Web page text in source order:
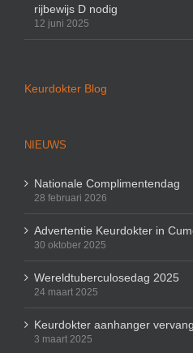
rijbewijs D nodig
12 juni 2025
Keurdokter Blog
NIEUWS
Nationale Complimentendag
28 februari 2026
Advertentie Keurdokter in
30 oktober 2025
Wereldtuberculosedag 2025
24 maart 2025
Keurdokter aanhanger
3 maart 2025